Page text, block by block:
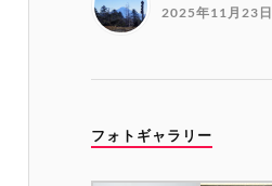
2025年11月23日
フォトギャラリー